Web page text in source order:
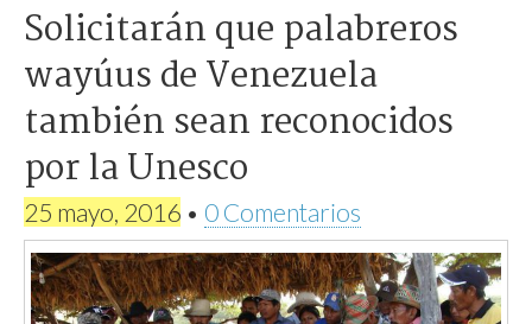
Solicitarán que palabreros
wayúus de Venezuela
también sean reconocidos
por la Unesco
25 mayo, 2016 • 0 Comentarios